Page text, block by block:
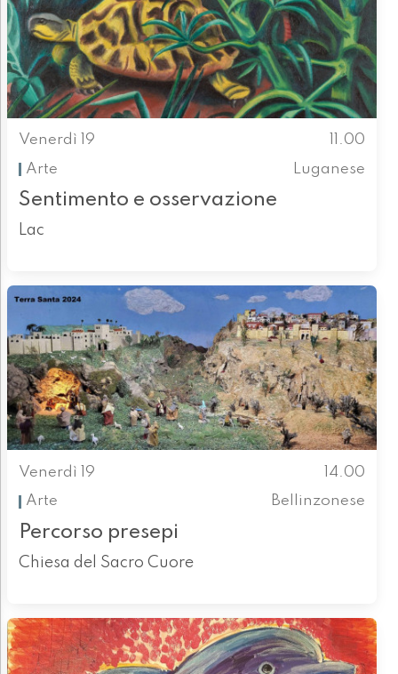
Venerdì 19
11.00
Arte
Luganese
Sentimento e osservazione
Lac
Venerdì 19
14.00
Arte
Bellinzonese
Percorso presepi
Chiesa del Sacro Cuore